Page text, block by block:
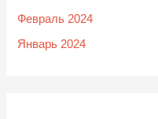
Февраль 2024
Январь 2024